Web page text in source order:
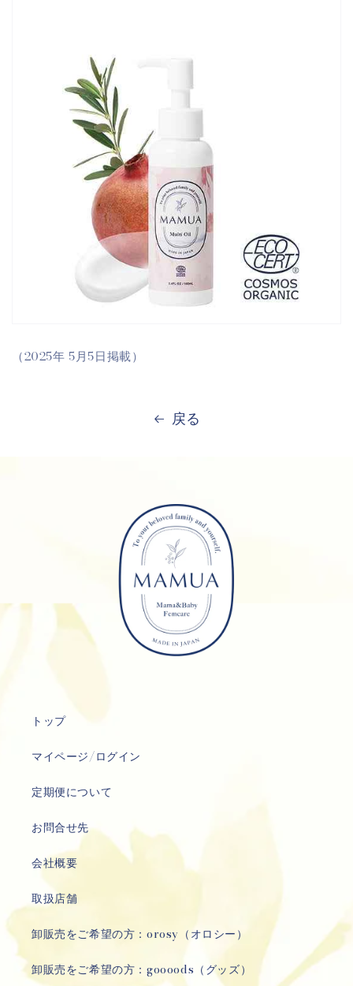
（2025年 5月5日掲載）
戻る
トップ
マイページ/ログイン
定期便について
お問合せ先
会社概要
取扱店舗
卸販売をご希望の方：orosy（オロシー）
卸販売をご希望の方：goooods（グッズ）